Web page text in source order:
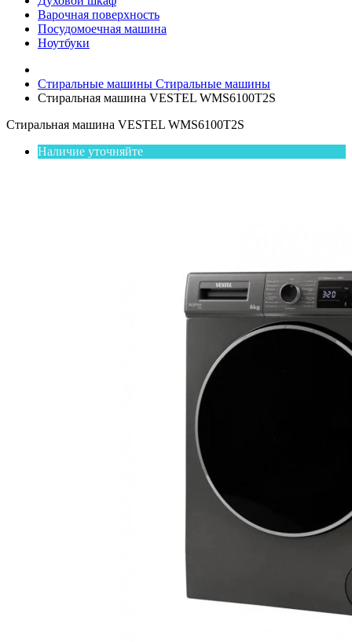
Варочная поверхность
Посудомоечная машина
Ноутбуки
Стиральные машины Стиральные машины
Стиральная машина VESTEL WMS6100T2S
Стиральная машина VESTEL WMS6100T2S
Наличие уточняйте